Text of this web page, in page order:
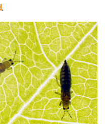
.